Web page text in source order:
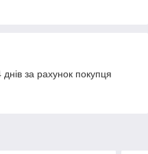
за рахунок покупця